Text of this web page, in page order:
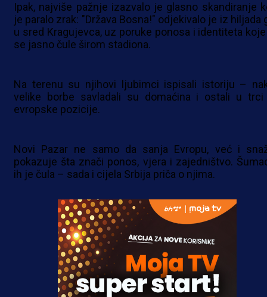
Ipak, najviše pažnje izazvalo je glasno skandiranje
je paralo zrak: "Država Bosna!" odjekivalo je iz hiljada
u sred Kragujevca, uz poruke ponosa i identiteta
se jasno čule širom stadiona.
Na terenu su njihovi ljubimci ispisali istoriju –
velike borbe savladali su domaćina i ostali u
evropske pozicije.
Novi Pazar ne samo da sanja Evropu, već i
pokazuje šta znači ponos, vjera i zajedništvo.
ih je čula – sada i cijela Srbija priča o njima.